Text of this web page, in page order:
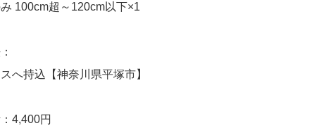
100cm超～120cm以下×1
へ持込【神奈川県平塚市】
4,400円